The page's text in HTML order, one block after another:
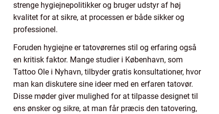
strenge hygiejnepolitikker og bruger udstyr af høj
kvalitet for at sikre, at processen er både sikker og
professionel.
Foruden hygiejne er tatovørernes stil og erfaring også
en kritisk faktor. Mange studier i København, som
Tattoo Ole i Nyhavn, tilbyder gratis konsultationer, hvor
man kan diskutere sine ideer med en erfaren tatovør.
Disse møder giver mulighed for at tilpasse designet til
ens ønsker og sikre, at man får præcis den tatovering,